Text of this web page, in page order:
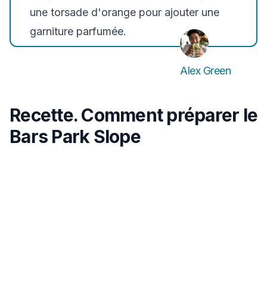
une torsade d'orange pour ajouter une
garniture parfumée.
Alex Green
Recette. Comment préparer le
Bars Park Slope